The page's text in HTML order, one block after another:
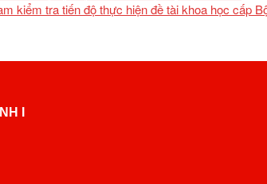
kiểm tra tiến độ thực hiện đề tài khoa học cấp
I